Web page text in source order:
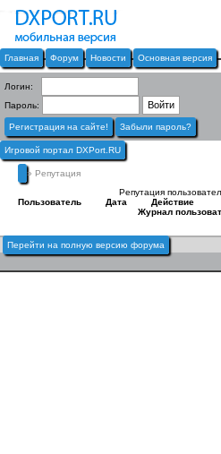
Главная Форум Новости Основная версия
Логин:
Пароль:
Регистрация на сайте! Забыли пароль?
Игровой портал DXPort.RU
» Репутация
Репутация
Пользователь
Дата Действие
Журнал
Перейти на полную версию форума